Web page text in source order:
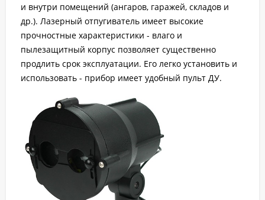
и внутри помещений (ангаров, гаражей, складов и
др.). Лазерный отпугиватель имеет высокие
прочностные характеристики - влаго и
пылезащитный корпус позволяет существенно
продлить срок эксплуатации. Его легко установить и
использовать - прибор имеет удобный пульт ДУ.